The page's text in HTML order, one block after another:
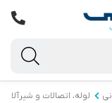
لوله، اتصالات و شیرآلات